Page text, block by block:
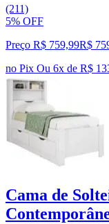
(211)
5% OFF
Preço R$ 759,99R$
no Pix Ou 6x de R$
Cama de